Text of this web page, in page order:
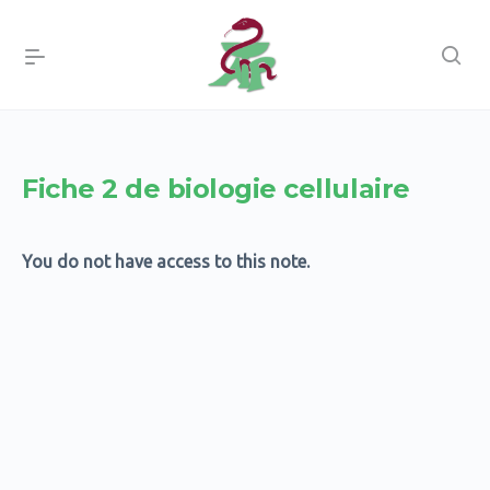
Fiche 2 de biologie cellulaire
You do not have access to this note.